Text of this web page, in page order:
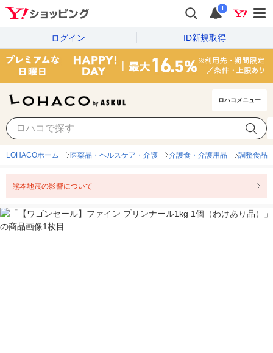
i
ログイン ID新規取得
ロハコメニュー
LOHACOホーム 医薬品・ヘルスケア・介護 介護食・介護用品 調整食品
熊本地震の影響について